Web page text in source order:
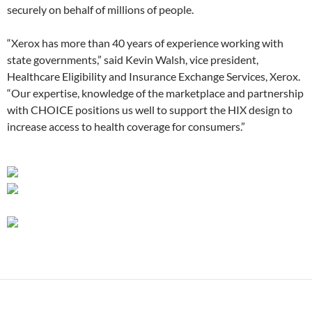
securely on behalf of millions of people.
“Xerox has more than 40 years of experience working with
state governments,” said Kevin Walsh, vice president,
Healthcare Eligibility and Insurance Exchange Services, Xerox.
“Our expertise, knowledge of the marketplace and partnership
with CHOICE positions us well to support the HIX design to
increase access to health coverage for consumers.”